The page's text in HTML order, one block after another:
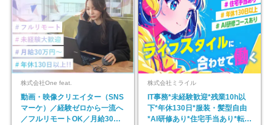
株式会社One feat.
動画・映像クリエイター（SNS
マーケ）／経験ゼロから一流へ
／フルリモートOK／月給30万
株式会社ミライル
IT事務*未経験歓迎*残業10h以
下*年休130日*服装・髪型自由
*AI研修あり*住宅手当あり*転勤